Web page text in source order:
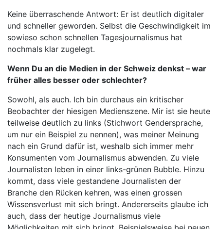
Keine überraschende Antwort: Er ist deutlich digitaler
und schneller geworden. Selbst die Geschwindigkeit im
sowieso schon schnellen Tagesjournalismus hat
nochmals klar zugelegt.
Wenn Du an die Medien in der Schweiz denkst – war
früher alles besser oder schlechter?
Sowohl, als auch. Ich bin durchaus ein kritischer
Beobachter der hiesigen Medienszene. Mir ist sie heute
teilweise deutlich zu links (Stichwort Gendersprache,
um nur ein Beispiel zu nennen), was meiner Meinung
nach ein Grund dafür ist, weshalb sich immer mehr
Konsumenten vom Journalismus abwenden. Zu viele
Journalisten leben in einer links-grünen Bubble. Hinzu
kommt, dass viele gestandene Journalisten der
Branche den Rücken kehren, was einen grossen
Wissensverlust mit sich bringt. Andererseits glaube ich
auch, dass der heutige Journalismus viele